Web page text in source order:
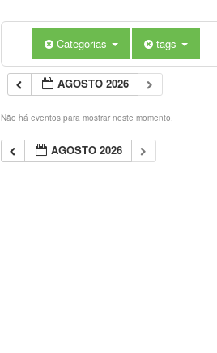
Categorias tags
AGOSTO 2026
Não há eventos para mostrar neste momento.
AGOSTO 2026